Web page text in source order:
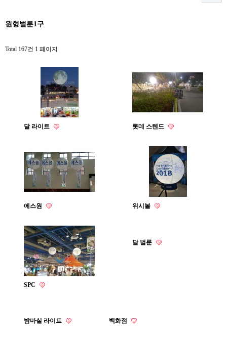
원형벌룬1구
Total 167건 1 페이지
달 라이트 롯데 스텐드
에스원 위시볼
SPC
달 벌룬
밤마실 라이트 백화점